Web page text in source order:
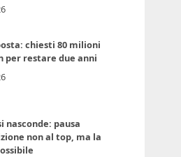
chiesti 80 milioni
per restare due anni
nasconde: pausa
non al top, ma la